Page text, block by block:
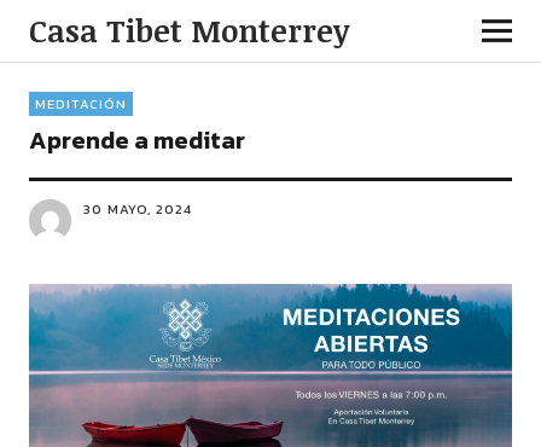
Casa Tibet Monterrey
MEDITACIÓN
Aprende a meditar
30 MAYO, 2024